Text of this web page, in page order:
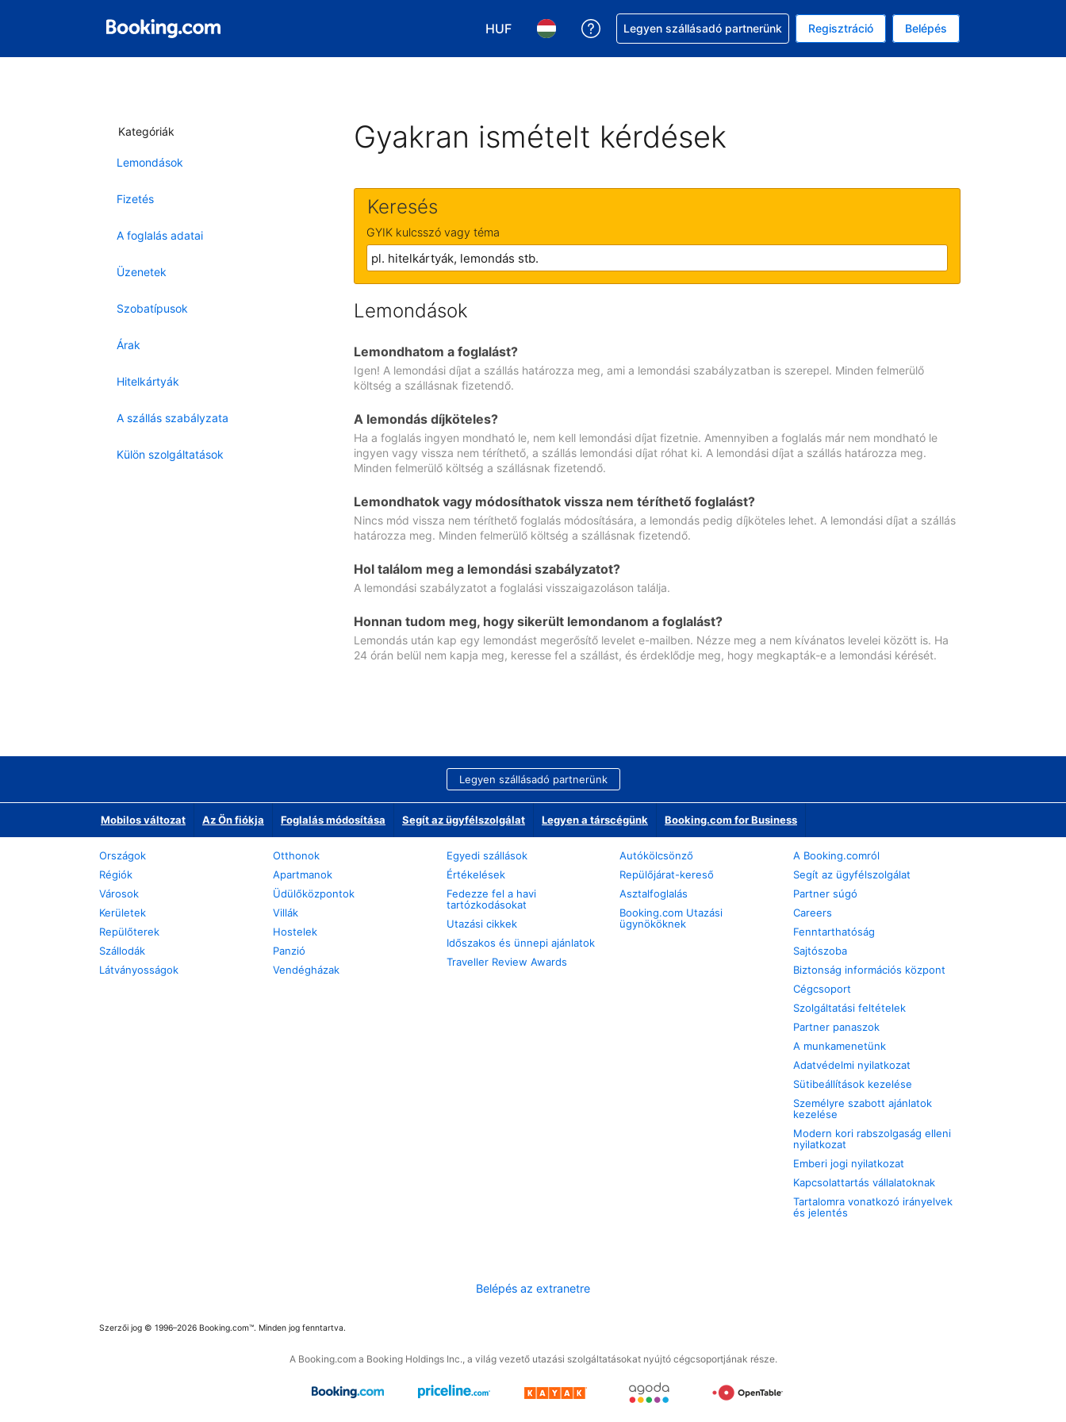
HUF
Válasszon pénznemet. Jelenlegi kiválasztott pénznem: magyar forint
Válasszon nyelvet. Jelenleg kiválasztott nyelv: Magyar
Segítség a foglalással
Legyen szállásadó partnerünk Regisztráció Belépés
Kategóriák
Lemondások
Fizetés
A foglalás adatai
Üzenetek
Szobatípusok
Árak
Hitelkártyák
A szállás szabályzata
Külön szolgáltatások
Gyakran ismételt kérdések
Keresés
GYIK kulcsszó vagy téma
Lemondások
Lemondhatom a foglalást?
Igen! A lemondási díjat a szállás határozza meg, ami a lemondási szabályzatban is szerepel. Minden felmerülő
költség a szállásnak fizetendő.
A lemondás díjköteles?
Ha a foglalás ingyen mondható le, nem kell lemondási díjat fizetnie. Amennyiben a foglalás már nem mondható le
ingyen vagy vissza nem téríthető, a szállás lemondási díjat róhat ki. A lemondási díjat a szállás határozza meg.
Minden felmerülő költség a szállásnak fizetendő.
Lemondhatok vagy módosíthatok vissza nem téríthető foglalást?
Nincs mód vissza nem téríthető foglalás módosítására, a lemondás pedig díjköteles lehet. A lemondási díjat a szállás
határozza meg. Minden felmerülő költség a szállásnak fizetendő.
Hol találom meg a lemondási szabályzatot?
A lemondási szabályzatot a foglalási visszaigazoláson találja.
Honnan tudom meg, hogy sikerült lemondanom a foglalást?
Lemondás után kap egy lemondást megerősítő levelet e-mailben. Nézze meg a nem kívánatos levelei között is. Ha
24 órán belül nem kapja meg, keresse fel a szállást, és érdeklődje meg, hogy megkapták-e a lemondási kérését.
Legyen szállásadó partnerünk
Mobilos változat Az Ön fiókja Foglalás módosítása Segít az ügyfélszolgálat Legyen a társcégünk Booking.com for Business
Országok
Régiók
Városok
Kerületek
Repülőterek
Szállodák
Látványosságok
Otthonok
Apartmanok
Üdülőközpontok
Villák
Hostelek
Panzió
Vendégházak
Egyedi szállások
Értékelések
Fedezze fel a havi
tartózkodásokat
Utazási cikkek
Időszakos és ünnepi ajánlatok
Traveller Review Awards
Autókölcsönző
Repülőjárat-kereső
Asztalfoglalás
Booking.com Utazási
ügynököknek
A Booking.comról
Segít az ügyfélszolgálat
Partner súgó
Careers
Fenntarthatóság
Sajtószoba
Biztonság információs központ
Cégcsoport
Szolgáltatási feltételek
Partner panaszok
A munkamenetünk
Adatvédelmi nyilatkozat
Sütibeállítások kezelése
Személyre szabott ajánlatok
kezelése
Modern kori rabszolgaság elleni
nyilatkozat
Emberi jogi nyilatkozat
Kapcsolattartás vállalatoknak
Tartalomra vonatkozó irányelvek
és jelentés
Belépés az extranetre
Szerzői jog © 1996–2026 Booking.com™. Minden jog fenntartva.
A Booking.com a Booking Holdings Inc., a világ vezető utazási szolgáltatásokat nyújtó cégcsoportjának része.